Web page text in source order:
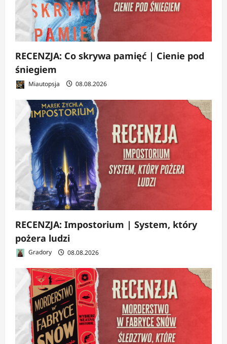
RECENZJA: Co skrywa pamięć | Cienie pod
śniegiem
Miautopsja 08.08.2026
RECENZJA: Impostorium | System, który
pożera ludzi
Gradory 08.08.2026